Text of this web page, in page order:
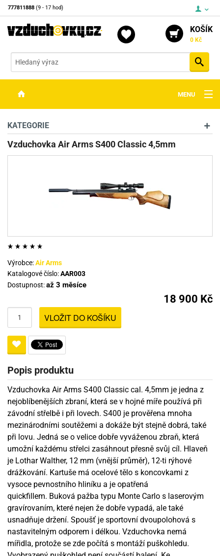
777811888 (9 - 17 hod)
KOŠÍK
0 Kč
MENU
OPTIKA
STŘELIVO
DETEKTORY KOVŮ
KATEGORIE
Vzduchovka Air Arms S400 Classic 4,5mm
Výrobce:Air Arms
Katalogové číslo:AAR003
Dostupnost:až 3 měsíce
18 900 Kč
VLOŽIT DO KOŠÍKU
Popis produktu
Vzduchovka Air Arms S400 Classic cal. 4,5mm je jedna z
nejoblíbenějších zbraní, která se v hojné míře používá při
závodní střelbě i při lovech. S400 je prověřena mnoha
mezinárodními soutěžemi a dokáže být stejně dobrá, také
při lovu. Jedná se o velice dobře vyváženou zbraň, která
umožní každému střelci zasáhnout přesně svůj cíl. Hlaveň
je Lothar Walther, 12 mm (vnější průměr), 12-ti rýhové
drážkování. Kartuše má ocelové tělo s koncovkami z
vysoce pevnostního hliníku a je opatřená
quickfillem. Buková pažba typu Monte Carlo s laserovým
gravírovaním, které nejen že dobře vypadá, ale také
usnadňuje držení. Spoušť je sportovní dvoupolohová s
nastavitelným odporem i délkou. Vzduchovka nemá
mířidla, protože se zde počítá s montáží puškohledu.